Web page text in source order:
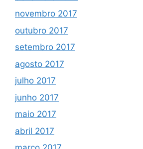
novembro 2017
outubro 2017
setembro 2017
agosto 2017
julho 2017
junho 2017
maio 2017
abril 2017